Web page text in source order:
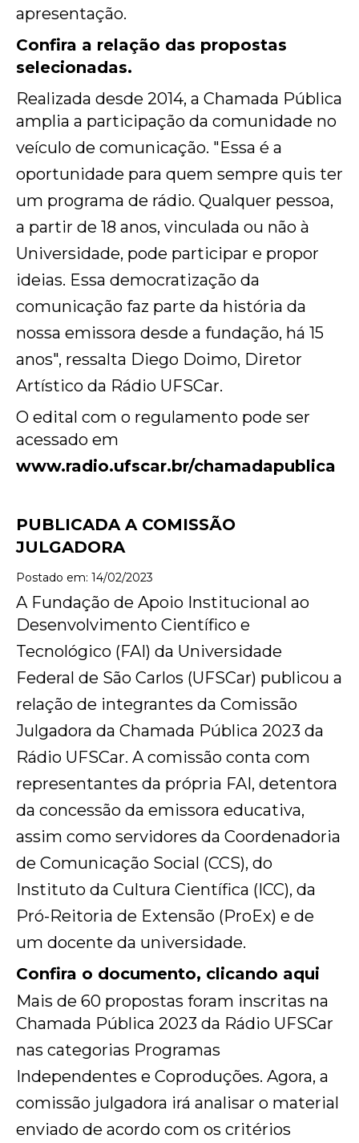
apresentação.
Confira a relação das propostas
selecionadas.
Realizada desde 2014, a Chamada Pública
amplia a participação da comunidade no
veículo de comunicação. "Essa é a
oportunidade para quem sempre quis ter
um programa de rádio. Qualquer pessoa,
a partir de 18 anos, vinculada ou não à
Universidade, pode participar e propor
ideias. Essa democratização da
comunicação faz parte da história da
nossa emissora desde a fundação, há 15
anos", ressalta Diego Doimo, Diretor
Artístico da Rádio UFSCar.
O edital com o regulamento pode ser
acessado em
www.radio.ufscar.br/chamadapublica
PUBLICADA A COMISSÃO
JULGADORA
Postado em: 14/02/2023
A Fundação de Apoio Institucional ao
Desenvolvimento Científico e
Tecnológico (FAI) da Universidade
Federal de São Carlos (UFSCar) publicou a
relação de integrantes da Comissão
Julgadora da Chamada Pública 2023 da
Rádio UFSCar. A comissão conta com
representantes da própria FAI, detentora
da concessão da emissora educativa,
assim como servidores da Coordenadoria
de Comunicação Social (CCS), do
Instituto da Cultura Científica (ICC), da
Pró-Reitoria de Extensão (ProEx) e de
um docente da universidade.
Confira o documento, clicando aqui
Mais de 60 propostas foram inscritas na
Chamada Pública 2023 da Rádio UFSCar
nas categorias Programas
Independentes e Coproduções. Agora, a
comissão julgadora irá analisar o material
enviado de acordo com os critérios